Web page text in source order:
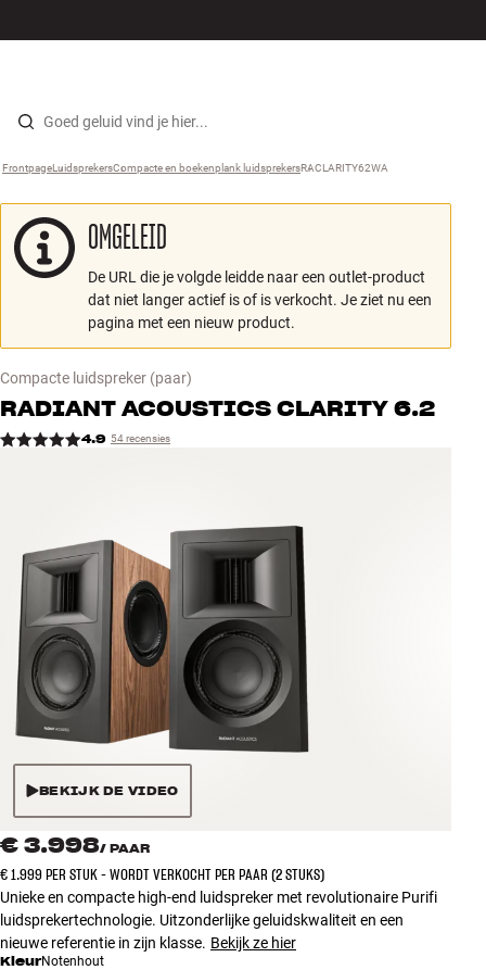
Skip to content
Luidsprekers
Koptelefoons
Surround
Tv
Systeem
Kabels
INSPIRATIE
MERKEN
NIEUW
AANBIEDINGEN
Winkels
Klantenservice
Bouw met geluid
Frontpage ›
Luidsprekers ›
Compacte en boekenplank luidsprekers ›
RACLARITY62WA
OMGELEID
De URL die je volgde leidde naar een outlet-product
dat niet langer actief is of is verkocht. Je ziet nu een
pagina met een nieuw product.
Compacte luidspreker (paar)
RADIANT ACOUSTICSCLARITY 6.2
4.9 54 recensies
BEKIJK DE VIDEO
€ 3.998/ PAAR
€ 1.999 PER STUK - WORDT VERKOCHT PER PAAR (2 STUKS)
Unieke en compacte high-end luidspreker met revolutionaire Purifi
luidsprekertechnologie. Uitzonderlijke geluidskwaliteit en een
nieuwe referentie in zijn klasse. Bekijk ze hier
KleurNotenhout